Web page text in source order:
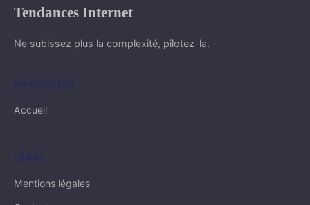
Tendances Internet
Ne subissez plus la complexité, pilotez-la.
NAVIGATION
Accueil
LÉGAL
Mentions légales